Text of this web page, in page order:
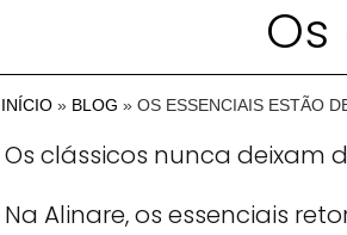
INÍCIO » BLOG » OS ESSENCIAIS ESTÃO
Os clássicos nunca deixam
Na Alinare, os essenciais